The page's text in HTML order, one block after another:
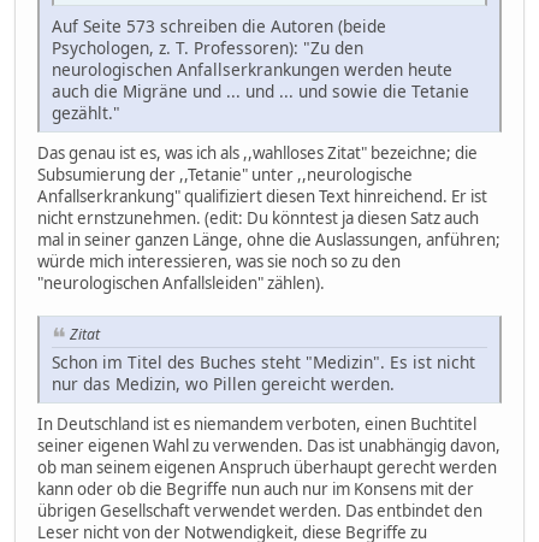
Auf Seite 573 schreiben die Autoren (beide
Psychologen, z. T. Professoren): "Zu den
neurologischen Anfallserkrankungen werden heute
auch die Migräne und ... und ... und sowie die Tetanie
gezählt."
Das genau ist es, was ich als ,,wahlloses Zitat" bezeichne; die
Subsumierung der ,,Tetanie" unter ,,neurologische
Anfallserkrankung" qualifiziert diesen Text hinreichend. Er ist
nicht ernstzunehmen. (edit: Du könntest ja diesen Satz auch
mal in seiner ganzen Länge, ohne die Auslassungen, anführen;
würde mich interessieren, was sie noch so zu den
"neurologischen Anfallsleiden" zählen).
Zitat
Schon im Titel des Buches steht "Medizin". Es ist nicht
nur das Medizin, wo Pillen gereicht werden.
In Deutschland ist es niemandem verboten, einen Buchtitel
seiner eigenen Wahl zu verwenden. Das ist unabhängig davon,
ob man seinem eigenen Anspruch überhaupt gerecht werden
kann oder ob die Begriffe nun auch nur im Konsens mit der
übrigen Gesellschaft verwendet werden. Das entbindet den
Leser nicht von der Notwendigkeit, diese Begriffe zu